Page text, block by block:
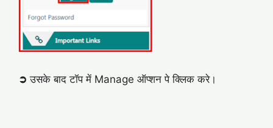
➲ उसके बाद टॉप में Manage ऑप्शन पे क्लिक करे।